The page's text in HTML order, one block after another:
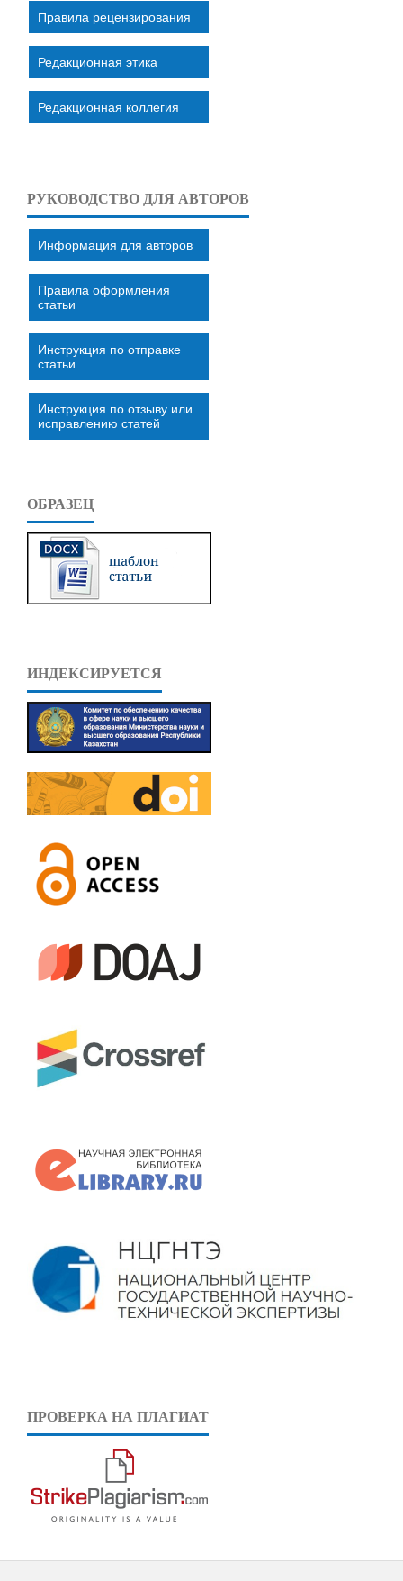
Правила рецензирования
Редакционная этика
Редакционная коллегия
РУКОВОДСТВО ДЛЯ АВТОРОВ
Информация для авторов
Правила оформления
статьи
Инструкция по отправке
статьи
Инструкция по отзыву или
исправлению статей
ОБРАЗЕЦ
ИНДЕКСИРУЕТСЯ
ПРОВЕРКА НА ПЛАГИАТ